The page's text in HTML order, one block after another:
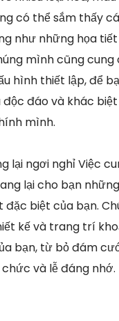
có thể sắm thấy
như những họa
mình cũng cung
hình thiết lập, để
đáo và khác
mình.
lại ngơi nghỉ Việc
lại cho bạn
biệt của bạn.
kế và trang trí
bạn, từ bỏ đám
và lễ đáng nhớ.